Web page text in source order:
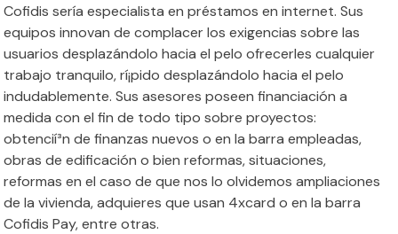
Cofidis serí­a especialista en préstamos en internet. Sus
equipos innovan de complacer los exigencias sobre las
usuarios desplazándolo hacia el pelo ofrecerles cualquier
trabajo tranquilo, rí¡pido desplazándolo hacia el pelo
indudablemente. Sus asesores poseen financiación a
medida con el fin de todo tipo sobre proyectos:
obtencií³n de finanzas nuevos o en la barra empleadas,
obras de edificación o bien reformas, situaciones,
reformas en el caso de que nos lo olvidemos ampliaciones
de la vivienda, adquieres que usan 4xcard o en la barra
Cofidis Pay, entre otras.